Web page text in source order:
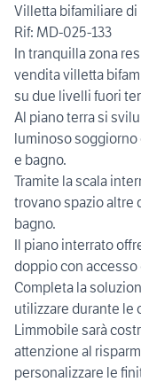
Villetta bifamiliare
Rif: MD-025-133
In tranquilla zona
vendita villetta
su due livelli fuori
Al piano terra si
luminoso soggiorno
e bagno.
Tramite la scala
trovano spazio altre
bagno.
Il piano interrato
doppio con
Completa la
utilizzare durante le
Limmobile sarà
attenzione al
personalizzare le